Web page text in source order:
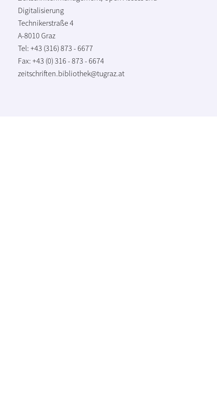
Digitalisierung
Technikerstraße 4
A-8010 Graz
Tel: +43 (316) 873 - 6677
Fax: +43 (0) 316 - 873 - 6674
zeitschriften.bibliothek@tugraz.at